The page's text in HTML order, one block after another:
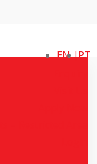
EN PT